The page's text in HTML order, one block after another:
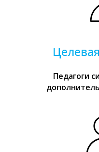
Педагоги